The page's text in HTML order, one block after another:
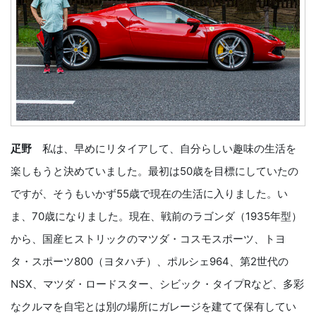
疋野 私は、早めにリタイアして、自分らしい趣味の生活を
楽しもうと決めていました。最初は50歳を目標にしていたの
ですが、そうもいかず55歳で現在の生活に入りました。い
ま、70歳になりました。現在、戦前のラゴンダ（1935年型）
から、国産ヒストリックのマツダ・コスモスポーツ、トヨ
タ・スポーツ800（ヨタハチ）、ポルシェ964、第2世代の
NSX、マツダ・ロードスター、シビック・タイプRなど、多彩
なクルマを自宅とは別の場所にガレージを建てて保有してい